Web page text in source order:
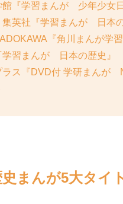
『学習まんが 少年少女日
英社『学習まんが 日本の
『角川まんが学
習まんが 日本の歴史』
『DVD付 学研まんが
まんが5大タイ